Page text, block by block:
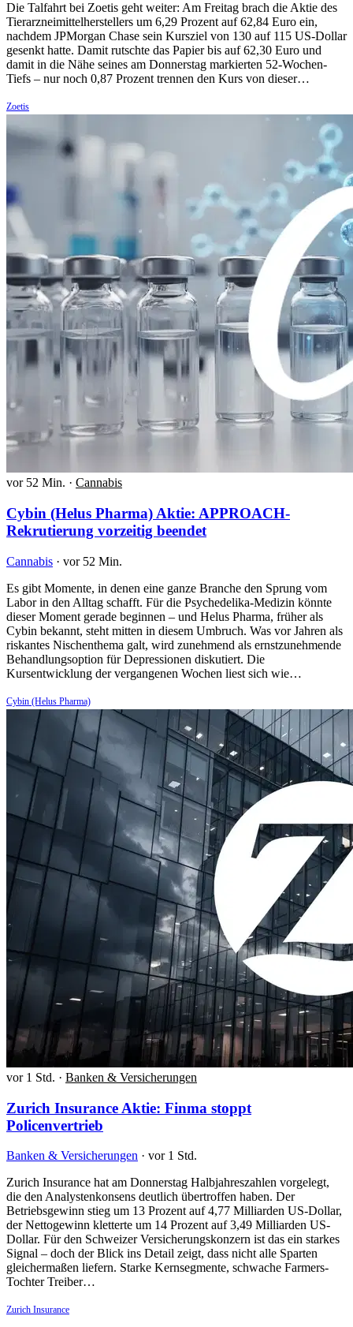
Die Talfahrt bei Zoetis geht weiter: Am Freitag brach die Aktie des
Tierarzneimittelherstellers um 6,29 Prozent auf 62,84 Euro ein,
nachdem JPMorgan Chase sein Kursziel von 130 auf 115 US-Dollar
gesenkt hatte. Damit rutschte das Papier bis auf 62,30 Euro und
damit in die Nähe seines am Donnerstag markierten 52-Wochen-
Tiefs – nur noch 0,87 Prozent trennen den Kurs von dieser…
Zoetis
vor 52 Min. · Cannabis
Cybin (Helus Pharma) Aktie: APPROACH-
Rekrutierung vorzeitig beendet
Cannabis · vor 52 Min.
Es gibt Momente, in denen eine ganze Branche den Sprung vom
Labor in den Alltag schafft. Für die Psychedelika-Medizin könnte
dieser Moment gerade beginnen – und Helus Pharma, früher als
Cybin bekannt, steht mitten in diesem Umbruch. Was vor Jahren als
riskantes Nischenthema galt, wird zunehmend als ernstzunehmende
Behandlungsoption für Depressionen diskutiert. Die
Kursentwicklung der vergangenen Wochen liest sich wie…
Cybin (Helus Pharma)
vor 1 Std. · Banken & Versicherungen
Zurich Insurance Aktie: Finma stoppt
Policenvertrieb
Banken & Versicherungen · vor 1 Std.
Zurich Insurance hat am Donnerstag Halbjahreszahlen vorgelegt,
die den Analystenkonsens deutlich übertroffen haben. Der
Betriebsgewinn stieg um 13 Prozent auf 4,77 Milliarden US-Dollar,
der Nettogewinn kletterte um 14 Prozent auf 3,49 Milliarden US-
Dollar. Für den Schweizer Versicherungskonzern ist das ein starkes
Signal – doch der Blick ins Detail zeigt, dass nicht alle Sparten
gleichermaßen liefern. Starke Kernsegmente, schwache Farmers-
Tochter Treiber…
Zurich Insurance